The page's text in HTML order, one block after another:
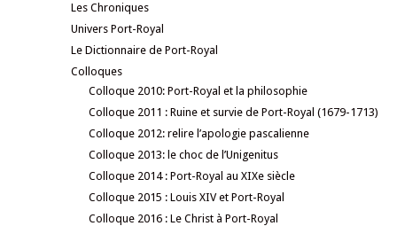
Les Chroniques
Univers Port-Royal
Le Dictionnaire de Port-Royal
Colloques
Colloque 2010: Port-Royal et la philosophie
Colloque 2011 : Ruine et survie de Port-Royal (1679-1713)
Colloque 2012: relire l’apologie pascalienne
Colloque 2013: le choc de l’Unigenitus
Colloque 2014 : Port-Royal au XIXe siècle
Colloque 2015 : Louis XIV et Port-Royal
Colloque 2016 : Le Christ à Port-Royal